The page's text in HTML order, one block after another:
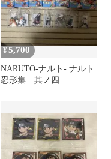
¥5,700
NARUTO-ナルト- ナルト
忍形集 其ノ四